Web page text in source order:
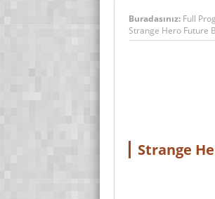
Buradasınız: Full
Strange Hero Future
Strange